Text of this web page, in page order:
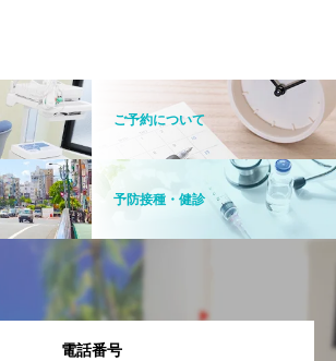
ご予約について
予防接種・健診
電話番号